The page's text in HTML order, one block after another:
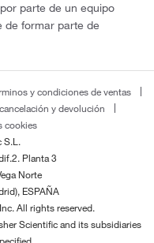
parte de un equipo
de formar parte de
y condiciones de ventas
y devolución
cookies
S.L.
Planta 3
Norte
ESPAÑA
All rights reserved.
Scientific and its subsidiaries